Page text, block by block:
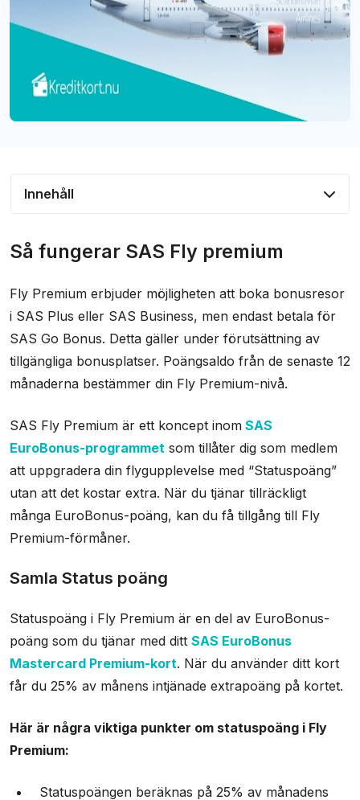
Innehåll
Förståelse för Fly Premium-nivåer
Fördelar med Fly Premium
Jämförelse mellan olika klasser
Villkor och begränsningar för Fly Premium
Vanliga frågor och svar
Så fungerar SAS Fly premium
Fly Premium erbjuder möjligheten att boka bonusresor
i SAS Plus eller SAS Business, men endast betala för
SAS Go Bonus. Detta gäller under förutsättning av
tillgängliga bonusplatser. Poängsaldo från de senaste 12
månaderna bestämmer din Fly Premium-nivå​​​​.
SAS Fly Premium är ett koncept inom SAS
EuroBonus-programmet som tillåter dig som medlem
att uppgradera din flygupplevelse med “Statuspoäng”
utan att det kostar extra. När du tjänar tillräckligt
många EuroBonus-poäng, kan du få tillgång till Fly
Premium-förmåner.
Samla Status poäng
Statuspoäng i Fly Premium är en del av EuroBonus-
poäng som du tjänar med ditt SAS EuroBonus
Mastercard Premium-kort. När du använder ditt kort
får du 25% av månens intjänade extrapoäng på kortet.
Här är några viktiga punkter om statuspoäng i Fly
Premium:
Statuspoängen beräknas på 25% av månadens